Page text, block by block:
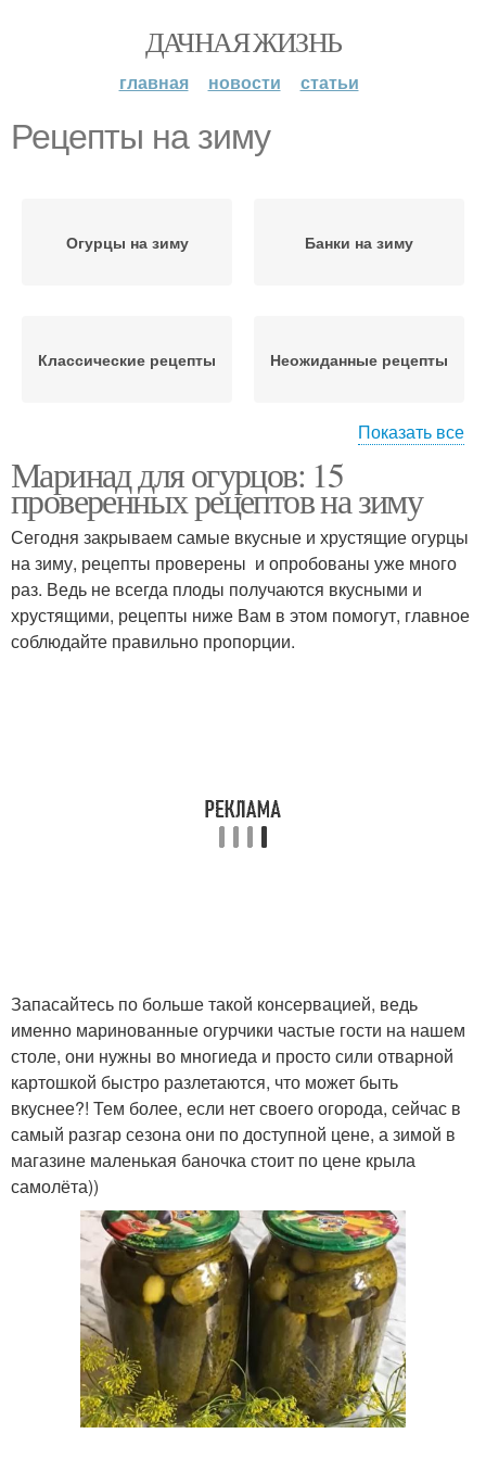
ДАЧНАЯ ЖИЗНЬ
главная новости статьи
Рецепты на зиму
Огурцы на зиму Банки на зиму
Классические рецепты Неожиданные рецепты
Огурцов на зиму Сок на зиму
Вкусные рецепты Фасоль на зиму
Горчица на зиму Рецепт с фото
Петрушка на зиму
Перец на зиму Рецепты с базиликом
Рецепты с фото Огурчики на зиму
Показать все
Маринад для огурцов: 15
проверенных рецептов на зиму
Сегодня закрываем самые вкусные и хрустящие огурцы
на зиму, рецепты проверены и опробованы уже много
раз. Ведь не всегда плоды получаются вкусными и
хрустящими, рецепты ниже Вам в этом помогут, главное
соблюдайте правильно пропорции.
Запасайтесь по больше такой консервацией, ведь
именно маринованные огурчики частые гости на нашем
столе, они нужны во многиеда и просто сили отварной
картошкой быстро разлетаются, что может быть
вкуснее?! Тем более, если нет своего огорода, сейчас в
самый разгар сезона они по доступной цене, а зимой в
магазине маленькая баночка стоит по цене крыла
самолёта))